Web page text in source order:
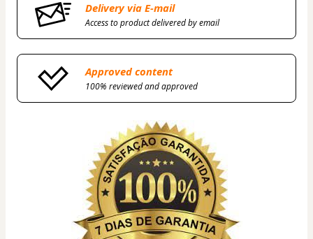
Delivery via E-mail
Access to product delivered by email
Approved content
100% reviewed and approved